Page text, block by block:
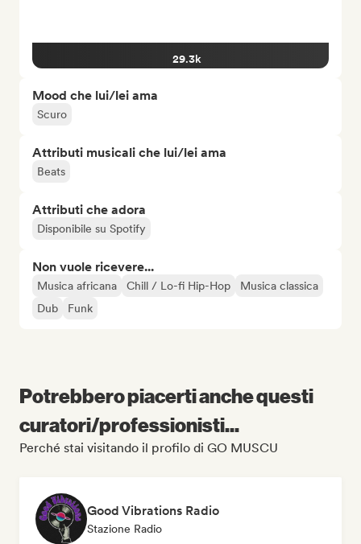
29.3k
Mood che lui/lei ama
Scuro
Attributi musicali che lui/lei ama
Beats
Attributi che adora
Disponibile su Spotify
Non vuole ricevere...
Musica africana Chill / Lo-fi Hip-Hop
Musica classica
Dub
Funk
Potrebbero piacerti anche questi
curatori/professionisti...
Perché stai visitando il profilo di GO MUSCU
Good Vibrations Radio
Stazione Radio